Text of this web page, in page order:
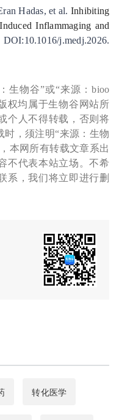
Hadas, et al. Inhibiting
Inflammaging and
j.medj.2026.
生物谷”或“来源：bioo
权均属于生物谷网站所
个人不得转载，否则将
，须注明“来源：生物
本网所有转载文章系出
不代表本站立场。不希
系，我们将立即进行删
转化医学